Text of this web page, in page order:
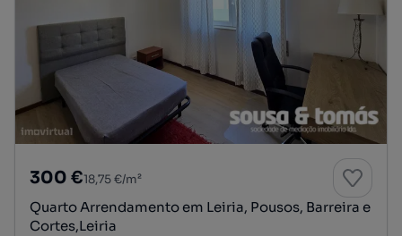
300 €18,75 €/m²
Quarto Arrendamento em Leiria, Pousos, Barreira e
Cortes,Leiria